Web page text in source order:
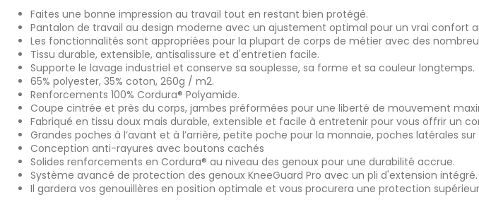
Faites une bonne impression au travail tout en restant bien protégé.
Pantalon de travail au design moderne avec un ajustement optimal pour un vrai confort
Les fonctionnalités sont appropriées pour la plupart de corps de métier avec des
Tissu durable, extensible, antisalissure et d'entretien facile.
Supporte le lavage industriel et conserve sa souplesse, sa forme et sa couleur longtemps.
65% polyester, 35% coton, 260g / m2.
Renforcements 100% Cordura® Polyamide.
Coupe cintrée et près du corps, jambes préformées pour une liberté de mouvement
Fabriqué en tissu doux mais durable, extensible et facile à entretenir pour vous offrir un
Grandes poches à l’avant et à l’arrière, petite poche pour la monnaie, poches latérales
Conception anti-rayures avec boutons cachés
Solides renforcements en Cordura® au niveau des genoux pour une durabilité accrue.
Système avancé de protection des genoux KneeGuard Pro avec un pli d'extension intégré.
Il gardera vos genouillères en position optimale et vous procurera une protection